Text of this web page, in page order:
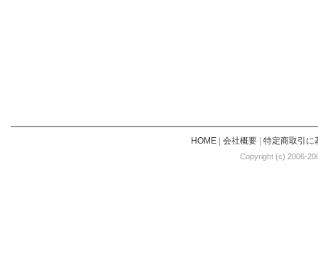
HOME| 会社概要| 特定商取引に
Copyright (c) 2006-